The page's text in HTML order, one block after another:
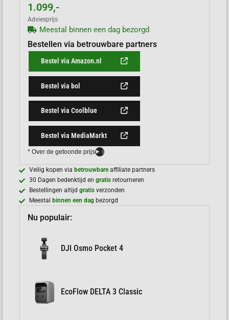
1.099,-
Adviesprijs
Meestal binnen een dag bezorgd
Bestellen via betrouwbare partners
Bestel via Amazon.nl
Bestel via bol
Bestel via Coolblue
Bestel via MediaMarkt
* Over de getoonde prijs i
Veilig kopen viabetrouwbareaffiliate partners
30 Dagen bedenktijd engratis retourneren
Bestellingen altijdgratisverzonden
Meestalbinnen een dag bezorgd
Nu populair:
DJI Osmo Pocket 4
EcoFlow DELTA 3 Classic